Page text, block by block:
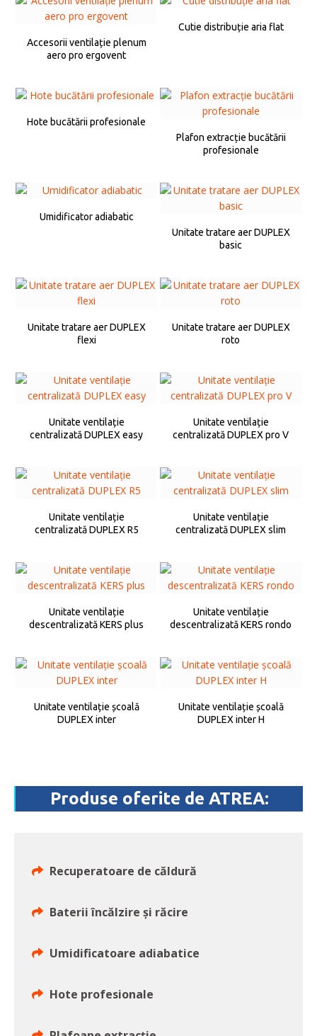
Accesorii ventilație plenum
aero pro ergovent
Cutie distribuție aria flat
Hote bucătării profesionale
Plafon extracție bucătării
profesionale
Umidificator adiabatic
Unitate tratare aer DUPLEX
basic
Unitate tratare aer DUPLEX
flexi
Unitate tratare aer DUPLEX
roto
Unitate ventilație
centralizată DUPLEX easy
Unitate ventilație
centralizată DUPLEX pro V
Unitate ventilație
centralizată DUPLEX R5
Unitate ventilație
centralizată DUPLEX slim
Unitate ventilație
descentralizată KERS plus
Unitate ventilație
descentralizată KERS rondo
Unitate ventilație școală
DUPLEX inter
Unitate ventilație școală
DUPLEX inter H
Produse oferite de ATREA:
Recuperatoare de căldură
Baterii încălzire și răcire
Umidificatoare adiabatice
Hote profesionale